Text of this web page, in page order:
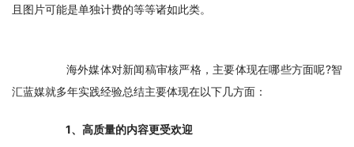
且图片可能是单独计费的等等诸如此类。
海外媒体对新闻稿审核严格，主要体现在哪些方面呢?智
汇蓝媒就多年实践经验总结主要体现在以下几方面：
1、高质量的内容更受欢迎